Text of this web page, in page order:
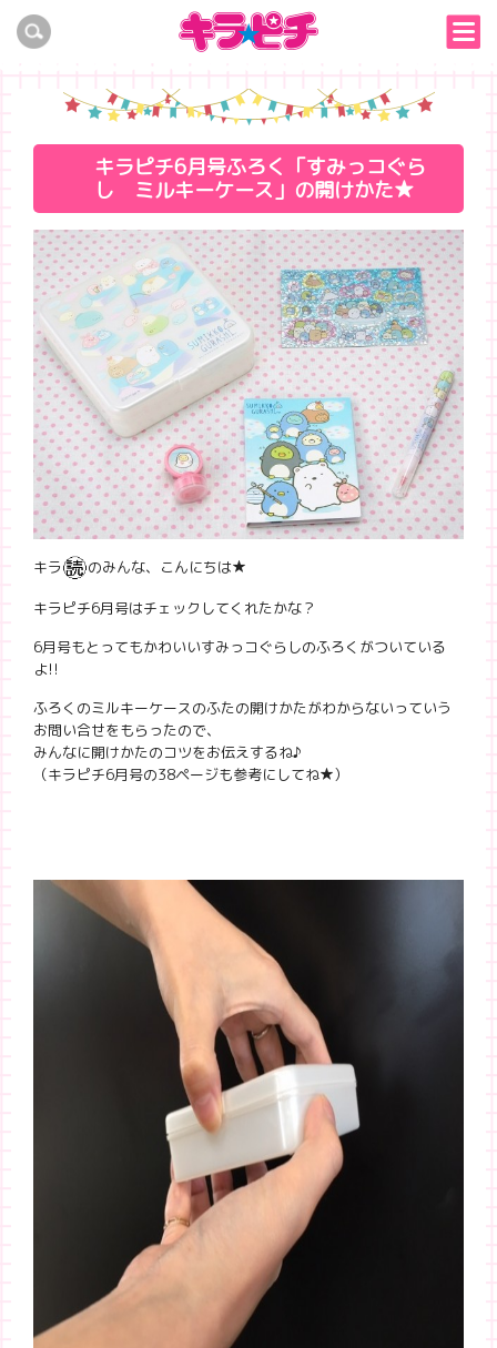
キラピチ6月号ふろく「すみっコぐら
し ミルキーケース」の開けかた★
キラ のみんな、こんにちは★
キラピチ6月号はチェックしてくれたかな？
6月号もとってもかわいいすみっコぐらしのふろくがついている
よ!!
ふろくのミルキーケースのふたの開けかたがわからないっていう
お問い合せをもらったので、
みんなに開けかたのコツをお伝えするね♪
（キラピチ6月号の38ページも参考にしてね★）